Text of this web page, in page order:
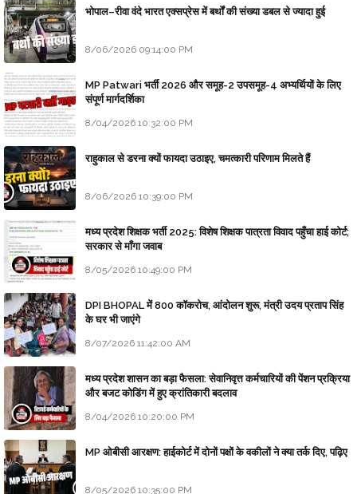
भोपाल–रीवा वंदे भारत एक्सप्रेस में बर्थों की संख्या डबल से ज्यादा हुई
8/06/2026 09:14:00 PM
MP Patwari भर्ती 2026 और समूह-2 उपसमूह-4 अभ्यर्थियों के लिए
संपूर्ण मार्गदर्शिका
8/04/2026 10:32:00 PM
राहुकाल से डरना क्यों फायदा उठाइए, चमत्कारी परिणाम मिलते हैं
8/06/2026 10:39:00 PM
मध्य प्रदेश शिक्षक भर्ती 2025: विशेष शिक्षक पात्रता विवाद पहुँचा हाई कोर्ट;
सरकार से माँगा जवाब
8/05/2026 10:49:00 PM
DPI BHOPAL में 800 कॉकरोच, आंदोलन शुरू, मंत्री उदय प्रताप सिंह
के घर भी जाएंगे
8/07/2026 11:42:00 AM
मध्य प्रदेश शासन का बड़ा फैसला: सेवानिवृत्त कर्मचारियों की पेंशन प्रक्रिया
और बजट कोडिंग में हुए क्रांतिकारी बदलाव
8/04/2026 10:20:00 PM
MP ओबीसी आरक्षण: हाईकोर्ट में दोनों पक्षों के वकीलों ने क्या तर्क दिए, पढ़िए
8/05/2026 10:35:00 PM